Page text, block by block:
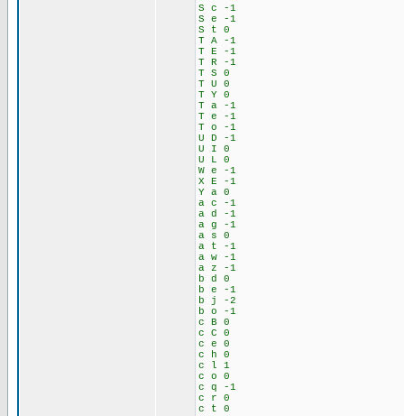
S c -1
S e -1
S t 0
T A -1
T E -1
T R -1
T S 0
T U 0
T Y 0
T a -1
T e -1
T o -1
U D -1
U I 0
U L 0
W e -1
X E -1
Y a 0
a c -1
a d -1
a g -1
a s 0
a t -1
a w -1
a z -1
b d 0
b e -1
b j -2
b o -1
c B 0
c C 0
c e 0
c h 0
c l 1
c o 0
c q -1
c r 0
c t 0